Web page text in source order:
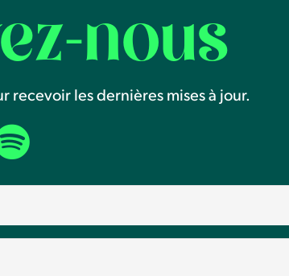
nous
recevoir les dernières mises à jour.